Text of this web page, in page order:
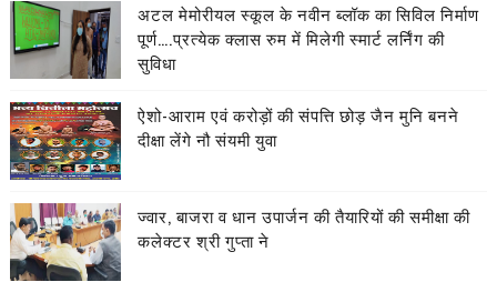
अटल मेमोरीयल स्कूल के नवीन ब्लॉक का सिविल निर्माण
पूर्ण….प्रत्येक क्लास रुम में मिलेगी स्मार्ट लर्निंग की
सुविधा
ऐशो-आराम एवं करोड़ों की संपत्ति छोड़ जैन मुनि बनने
दीक्षा लेंगे नौ संयमी युवा
ज्वार, बाजरा व धान उपार्जन की तैयारियों की समीक्षा की
कलेक्टर श्री गुप्ता ने